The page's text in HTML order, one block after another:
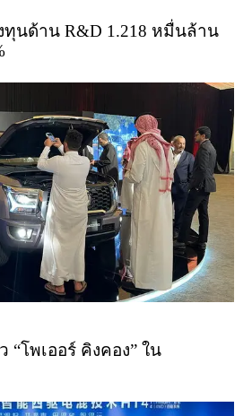
ทุนด้าน R&D 1.218 หมื่นล้าน
“โพเออร์ คิงคอง” ใน